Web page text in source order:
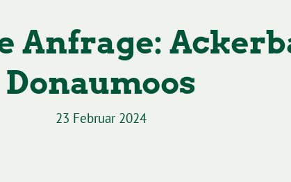
Anfrage:
Donaumoos
23 Februar 2024